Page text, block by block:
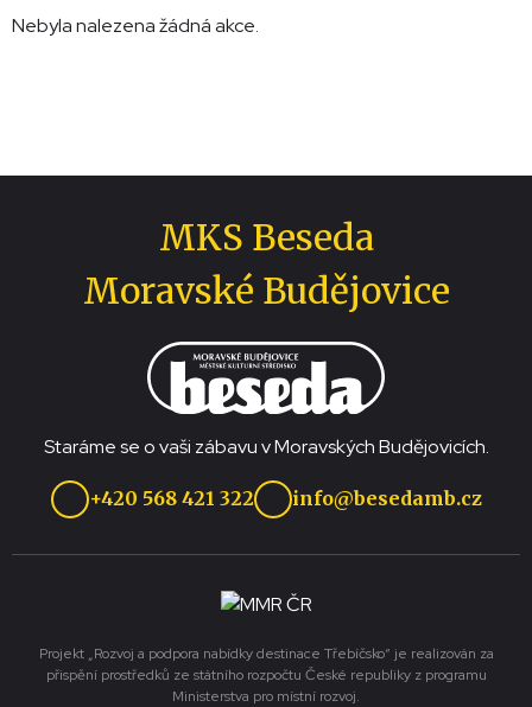
Nebyla nalezena žádná akce.
MKS Beseda
Moravské Budějovice
Staráme se o vaši zábavu v Moravských Budějovicích.
+420 568 421 322 info@besedamb.cz
Projekt „Rozvoj a podpora nabídky destinace Třebíčsko“ je realizován za
přispění prostředků ze státního rozpočtu České republiky z programu
Ministerstva pro místní rozvoj.